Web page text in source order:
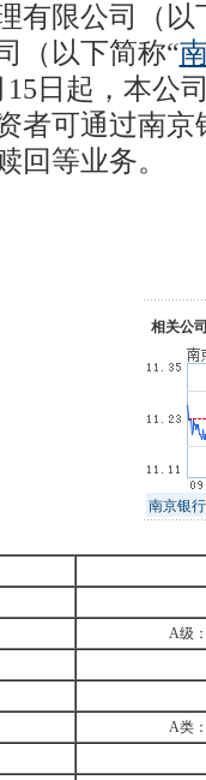
限公司（以
（以下简称“
日起，本公
者可通过南京
回等业务。
相关公
南京银行
A级
A类